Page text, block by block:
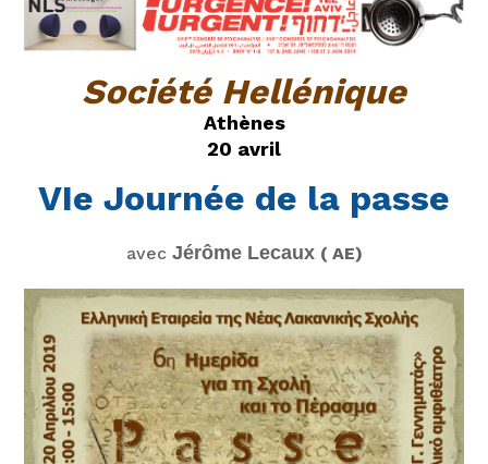
Société Hellénique
Athènes
20 avril
VIe Journée de la passe
avec Jérôme Lecaux( AE)